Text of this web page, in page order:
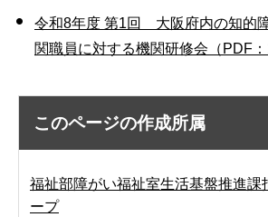
令和8年度 第1回 大阪府内の知的
関職員に対する機関研修会（PDF：
このページの作成所属
福祉部障がい福祉室生活基盤推進課
ープ